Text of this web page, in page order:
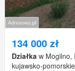
134 000 zł
Działka w Mogilno,
kujawsko-pomorskie